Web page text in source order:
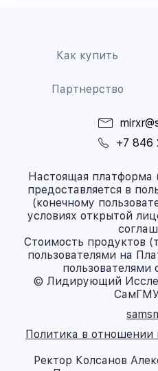
Как купить
Партнерство
+7 846
Настоящая платформа
предоставляется в
(конечному
условиях открытой
Стоимость продуктов
пользователями на
пользователями
© Лидирующий
Политика в отношении
Ректор Колсанов